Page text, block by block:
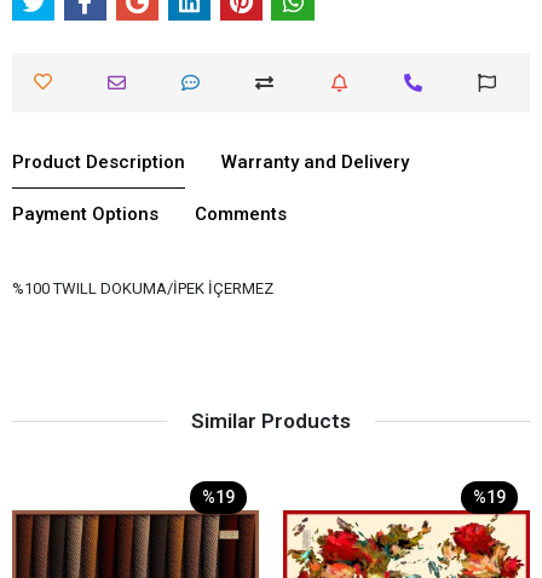
Product Description Warranty and Delivery
Payment Options Comments
%100 TWILL DOKUMA/İPEK İÇERMEZ
Similar Products
%19 %19